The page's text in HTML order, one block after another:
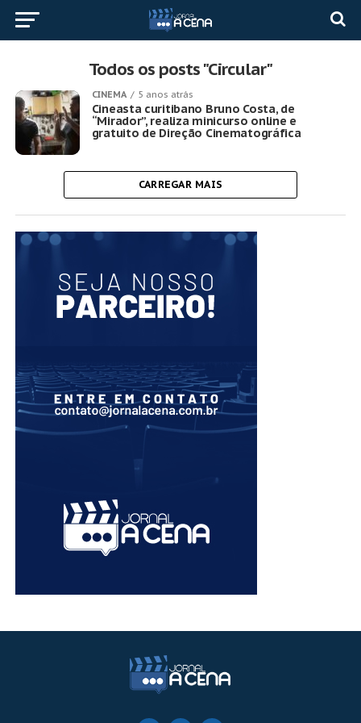
Todos os posts "Circular"
CINEMA 5 anos atrás
Cineasta curitibano Bruno Costa, de
“Mirador”, realiza minicurso online e
gratuito de Direção Cinematográfica
CARREGAR MAIS